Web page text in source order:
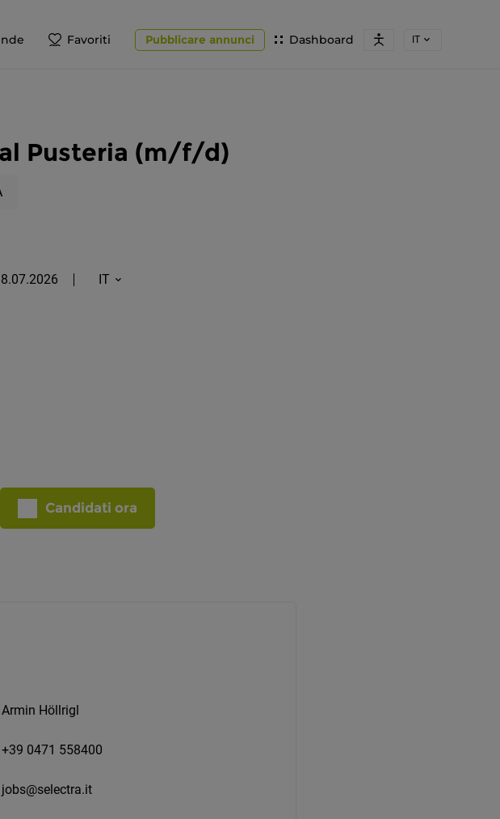
Favoriti Dashboard
Pubblicare annunci IT
Pusteria (m/f/d)
IT
Candidati ora
Armin Höllrigl
+39 0471 558400
jobs@selectra.it